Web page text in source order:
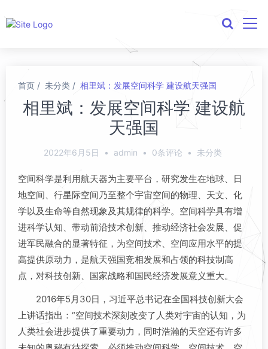
首页 未分类 相里斌：发展空间科学 建设航天强国
相里斌：发展空间科学 建设航
天强国
2022年6月5日 • admin • 0条评论 • 未分类
空间科学是利用航天器为主要平台，研究发生在地球、日
地空间、行星际空间乃至整个宇宙空间的物理、天文、化
学以及生命等自然现象及其规律的科学。空间科学具有增
进科学认知、带动前沿技术创新、推动经济社会发展、促
进军民融合的显著特征，为空间技术、空间应用水平的提
高提供原动力，是航天强国竞相发展和占领的科技制高
点，对科技创新、国家战略和国民经济发展意义重大。
2016年5月30日，习近平总书记在全国科技创新大会
上讲话指出：“空间技术深刻改变了人类对宇宙的认知，为
人类社会进步提供了重要动力，同时浩瀚的天空还有许多